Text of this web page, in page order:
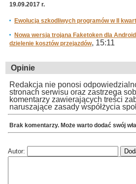
19.09.2017 r.
Ewolucja szkodliwych programów w II
Nowa wersja trojana Faketoken dla
dzielenie kosztów przejazdów, 15:11
Opinie
Redakcja nie ponosi
stronach serwisu oraz zastrzega
komentarzy zawierających treści
naruszające zasady współżycia
Brak komentarzy. Może warto dodać swój
Autor: